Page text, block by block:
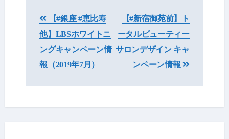
稿
ナ
ビ
ゲ
ー
【#銀座 #恵比寿
他】LBSホワイトニ
ングキャンペーン情
報（2019年7月）
【#新宿御苑前】ト
ータルビューティー
サロンデザイン キャ
ンペーン情報